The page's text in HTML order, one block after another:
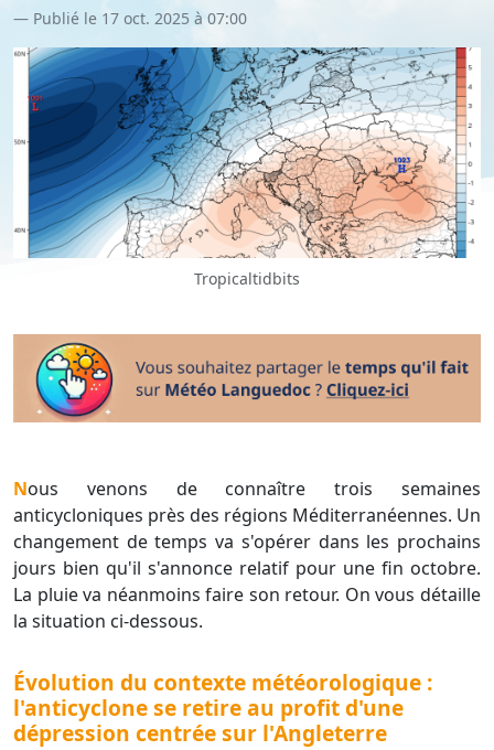
Publié le 17 oct. 2025 à 07:00
Tropicaltidbits
Nous venons de connaître trois semaines
anticycloniques près des régions Méditerranéennes. Un
changement de temps va s'opérer dans les prochains
jours bien qu'il s'annonce relatif pour une fin octobre.
La pluie va néanmoins faire son retour. On vous détaille
la situation ci-dessous.
Évolution du contexte météorologique :
l'anticyclone se retire au profit d'une
dépression centrée sur l'Angleterre